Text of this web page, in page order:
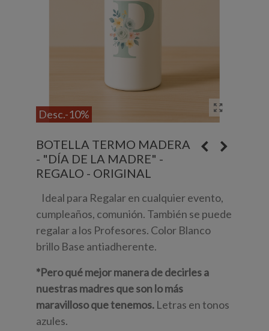
Desc.-10%
BOTELLA TERMO MADERA
- "DÍA DE LA MADRE" -
REGALO - ORIGINAL
Ideal para Regalar en cualquier evento,
cumpleaños, comunión. También se puede
regalar a los Profesores. Color Blanco
brillo Base antiadherente.
*Pero qué mejor manera de decirles a
nuestras madres que son lo más
maravilloso que tenemos. Letras en tonos
azules.